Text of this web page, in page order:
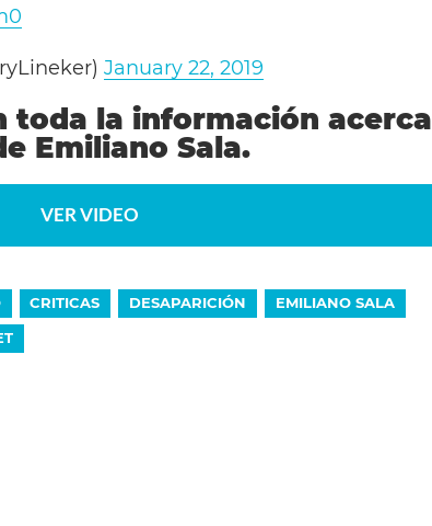
January 22, 2019
toda la información acerca
Emiliano Sala.
VER VIDEO
CRITICAS DESAPARICIÓN
EMILIANO SALA